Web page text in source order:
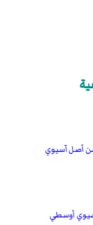
أصل آسيوي
أوسطي